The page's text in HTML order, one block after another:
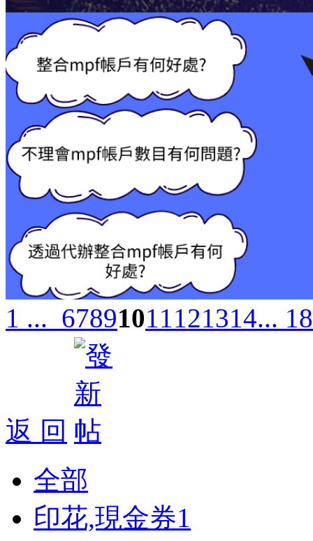
1 ... 67891011121314... 18
返 回
全部
印花,現金券1